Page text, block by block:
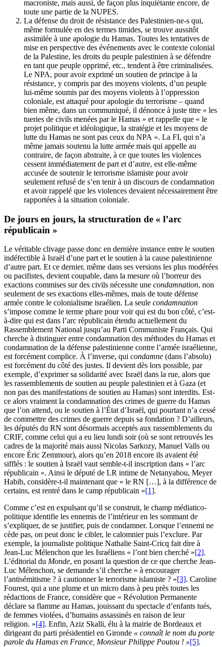
macroniste, mais aussi, de façon plus inquiétante encore, de
toute une partie de la NUPES.
La défense du droit de résistance des Palestinien-ne-s qui,
même formulée en des termes timides, se trouve aussitôt
assimilée à une apologie du Hamas. Toutes les tentatives de
mise en perspective des événements avec le contexte colonial
de la Palestine, les droits du peuple palestinien à se défendre
en tant que peuple opprimé, etc., tendent à être criminalisées.
Le NPA, pour avoir exprimé un soutien de principe à la
résistance, y compris par des moyens violents, d’un peuple
lui-même soumis par des moyens violents à l’oppression
coloniale, est attaqué pour apologie du terrorisme – quand
bien même, dans un communiqué, il dénonce à juste titre « les
tueries de civils menées par le Hamas » et rappelle que « le
projet politique et idéologique, la stratégie et les moyens de
lutte du Hamas ne sont pas ceux du NPA ». La FI, qui n’a
même jamais soutenu la lutte armée mais qui appelle au
contraire, de façon abstraite, à ce que toutes les violences
cessent immédiatement de part et d’autre, est elle-même
accusée de soutenir le terrorisme islamiste pour avoir
seulement refusé de s’en tenir à un discours de condamnation
et avoir rappelé que les violences devaient nécessairement être
rapportées à la situation coloniale.
De jours en jours, la structuration de « l’arc
républicain »
Le véritable clivage passe donc en dernière instance entre le soutien
indéfectible à Israël d’une part et le soutien à la cause palestinienne
d’autre part. Et ce dernier, même dans ses versions les plus modérées
ou pacifistes, devient coupable, dans la mesure où l’horreur des
exactions commises sur des civils nécessite une condamnation, non
seulement de ses exactions elles-mêmes, mais de toute défense
armée contre le colonialisme israélien. La seule condamnation
s’impose comme le terme phare pour voir qui est du bon côté, c’est-
à-dire qui est dans l’arc républicain étendu actuellement du
Rassemblement National jusqu’au Parti Communiste Français. Qui
cherche à distinguer entre condamnation des méthodes du Hamas et
condamnation de la défense palestinienne contre l’armée israélienne,
est forcément complice. À l’inverse, qui condamne (dans l’absolu)
est forcément du côté des justes. Il devient dès lors possible, par
exemple, d’exprimer sa solidarité avec Israël dans la rue, alors que
les rassemblements de soutien au peuple palestinien et à Gaza (et
non pas des manifestations de soutien au Hamas) sont interdits. Est-
ce alors vraiment la condamnation des crimes de guerre du Hamas
que l’on attend, ou le soutien à l’État d’Israël, qui pourtant n’a cessé
de commettre des crimes de guerre depuis sa fondation ? D’ailleurs,
les députés du RN sont désormais acceptés aux rassemblements du
CRIF, comme celui qui a eu lieu lundi soir (où se sont retrouvés les
cadres de la majorité mais aussi Nicolas Sarkozy, Manuel Valls ou
encore Éric Zemmour), alors qu’en 2018 encore ils avaient été
sifflés : le soutien à Israël vaut semble-t-il inscription dans « l’arc
républicain ». Ainsi le député de LR intime de Netanyahou, Meyer
Habib, considère-t-il maintenant que « le RN […], à la différence de
certains, est rentré dans le camp républicain »[1].
Comme c’est en expulsant qu’il se construit, le champ médiatico-
politique identifie les ennemis de l’intérieur en les sommant de
s’expliquer, de se justifier, puis de condamner. Lorsque l’ennemi ne
cède pas, on peut donc le cibler, le calomnier puis l’exclure. Par
exemple, la journaliste politique Nathalie Saint-Cricq fait dire à
Jean-Luc Mélenchon que les Israéliens « l’ont bien cherché »[2].
L’éditorial du Monde, en posant la question de ce que cherche Jean-
Luc Mélenchon, se demande s’il cherche « à encourager
l’antisémitisme ? à cautionner le terrorisme islamiste ? »[3]. Caroline
Fourest, qui a une plume et un micro dans à peu près toutes les
rédactions de France, considère que « Révolution Permanente
déclare sa flamme au Hamas, jouissant du spectacle d’enfants tués,
de femmes violées, d’humains assassinés en raison de leur
religion. »[4]. Enfin, Aziz Skalli, élu à la mairie de Bordeaux et
dirigeant du parti présidentiel en Gironde « connaît le nom du porte
parole du Hamas en France, Monsieur Philippe Poutou ! »[5].